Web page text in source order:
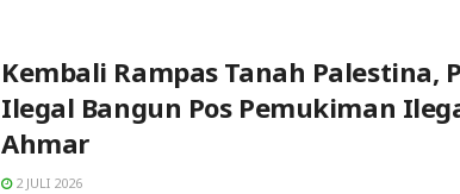
Kembali Rampas Tanah Palestina,
Ilegal Bangun Pos Pemukiman
Ahmar
2 JULI 2026